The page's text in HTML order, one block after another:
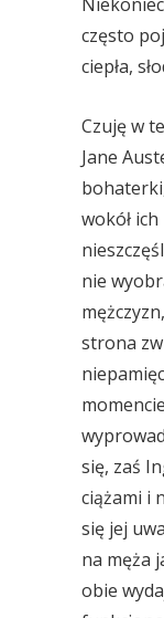
często
ciepła,
Czuję w
Jane
wokół
nie
strona
się, zaś
ciążami i
się jej
na męża
obie